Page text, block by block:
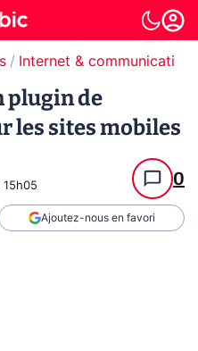
Internet & communication
plugin de
les sites mobiles
15h05 0
Ajoutez-nous en favori